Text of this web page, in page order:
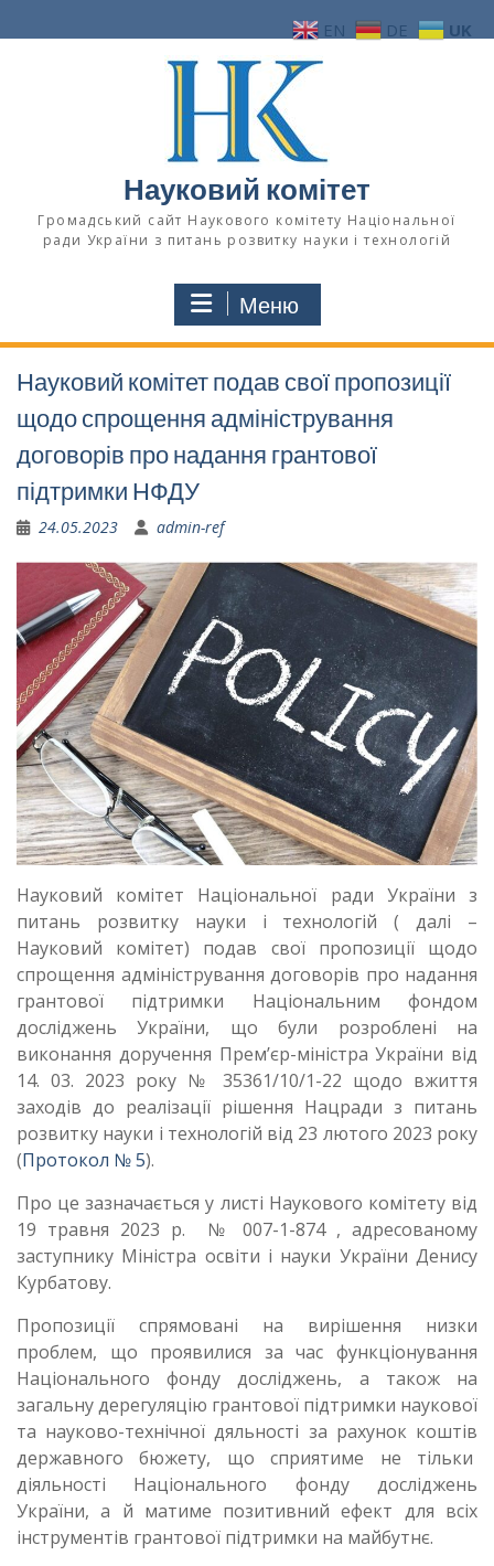
до
Науковий комітет
Громадський сайт Наукового комітету Національної
ради України з питань розвитку науки і технологій
Меню
Науковий комітет подав свої пропозиції
щодо спрощення адміністрування
договорів про надання грантової
підтримки НФДУ
24.05.2023 admin-ref
Науковий комітет Національної ради України з
питань розвитку науки і технологій ( далі –
Науковий комітет) подав свої пропозиції щодо
спрощення адміністрування договорів про надання
грантової підтримки Національним фондом
досліджень України, що були розроблені на
виконання доручення Прем’єр-міністра України від
14. 03. 2023 року № 35361/10/1-22 щодо вжиття
заходів до реалізації рішення Нацради з питань
розвитку науки і технологій від 23 лютого 2023 року
(Протокол № 5).
Про це зазначається у листі Наукового комітету від
19 травня 2023 р. № 007-1-874 , адресованому
заступнику Міністра освіти і науки України Денису
Курбатову.
Пропозиції спрямовані на вирішення низки
проблем, що проявилися за час функціонування
Національного фонду досліджень, а також на
загальну дерегуляцію грантової підтримки наукової
та науково-технічної дяльності за рахунок коштів
державного бюжету, що сприятиме не тільки
діяльності Національного фонду досліджень
України, а й матиме позитивний ефект для всіх
інструментів грантової підтримки на майбутнє.
EN DE UK